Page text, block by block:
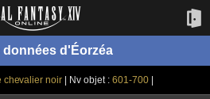
données d'Éorzéa
chevalier noir | Nv objet :601-700